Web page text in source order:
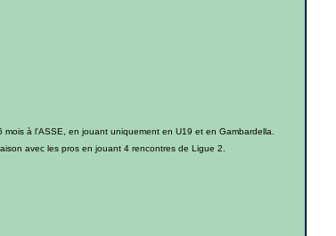
à l'ASSE, en jouant uniquement en U19 et en Gambardella.
avec les pros en jouant 4 rencontres de Ligue 2.